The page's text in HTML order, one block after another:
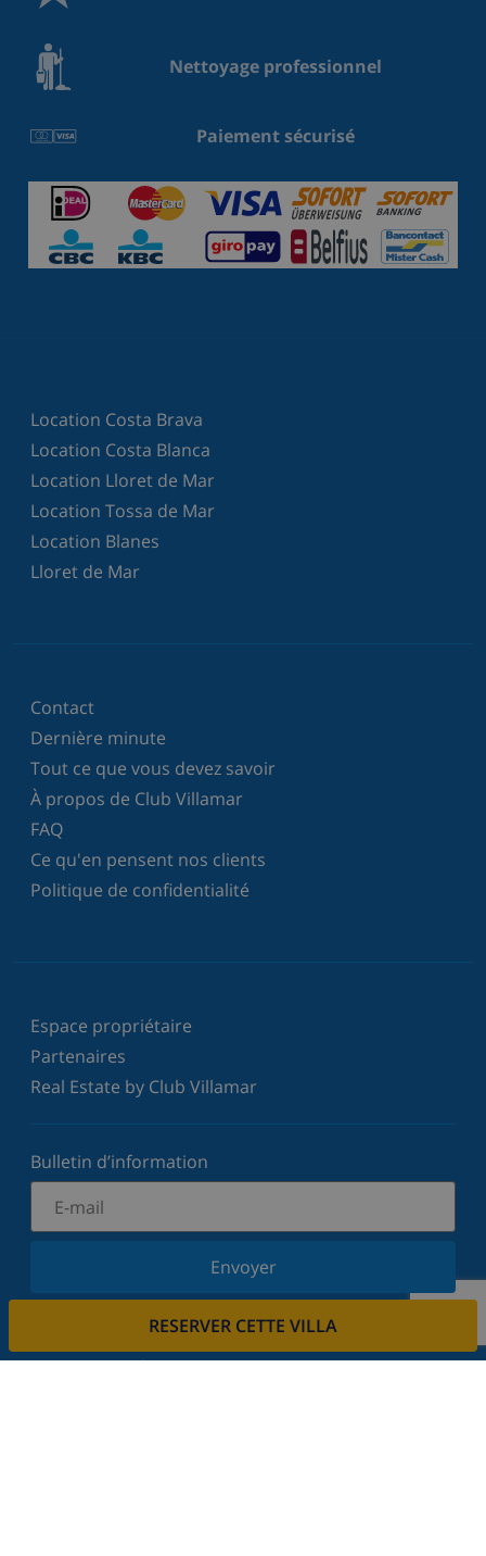
RESERVER CETTE VILLA
Nettoyage professionnel
Paiement sécurisé
Location Costa Brava
Location Costa Blanca
Location Lloret de Mar
Location Tossa de Mar
Location Blanes
Lloret de Mar
Contact
Dernière minute
Tout ce que vous devez savoir
À propos de Club Villamar
FAQ
Ce qu'en pensent nos clients
Politique de confidentialité
Espace propriétaire
Partenaires
Real Estate by Club Villamar
Bulletin d’information
Envoyer
Inscrivez-vous à notre newsletter et restez informé
votre vie privée.